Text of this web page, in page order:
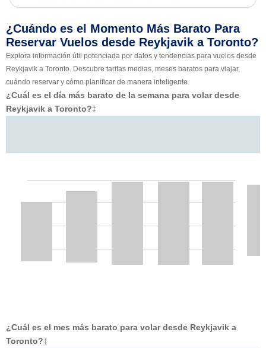
¿Cuándo es el Momento Más Barato Para
Reservar Vuelos desde Reykjavik a Toronto?
Explora información útil potenciada por datos y tendencias para vuelos desde
Reykjavik a Toronto. Descubre tarifas medias, meses baratos para viajar,
cuándo reservar y cómo planificar de manera inteligente.
¿Cuál es el día más barato de la semana para volar desde
Reykjavik a Toronto?‡
¿Cuál es el mes más barato para volar desde Reykjavik a
Toronto?‡